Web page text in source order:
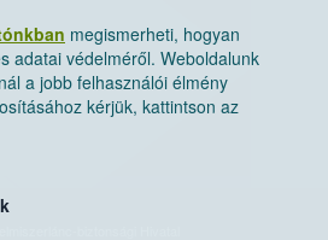
megismerheti, hogyan
adatai védelméről. Weboldalunk
a jobb felhasználói élmény
kérjük, kattintson az
biztonsági Hivatal